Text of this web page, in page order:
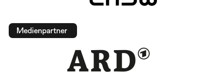
Medienpartner